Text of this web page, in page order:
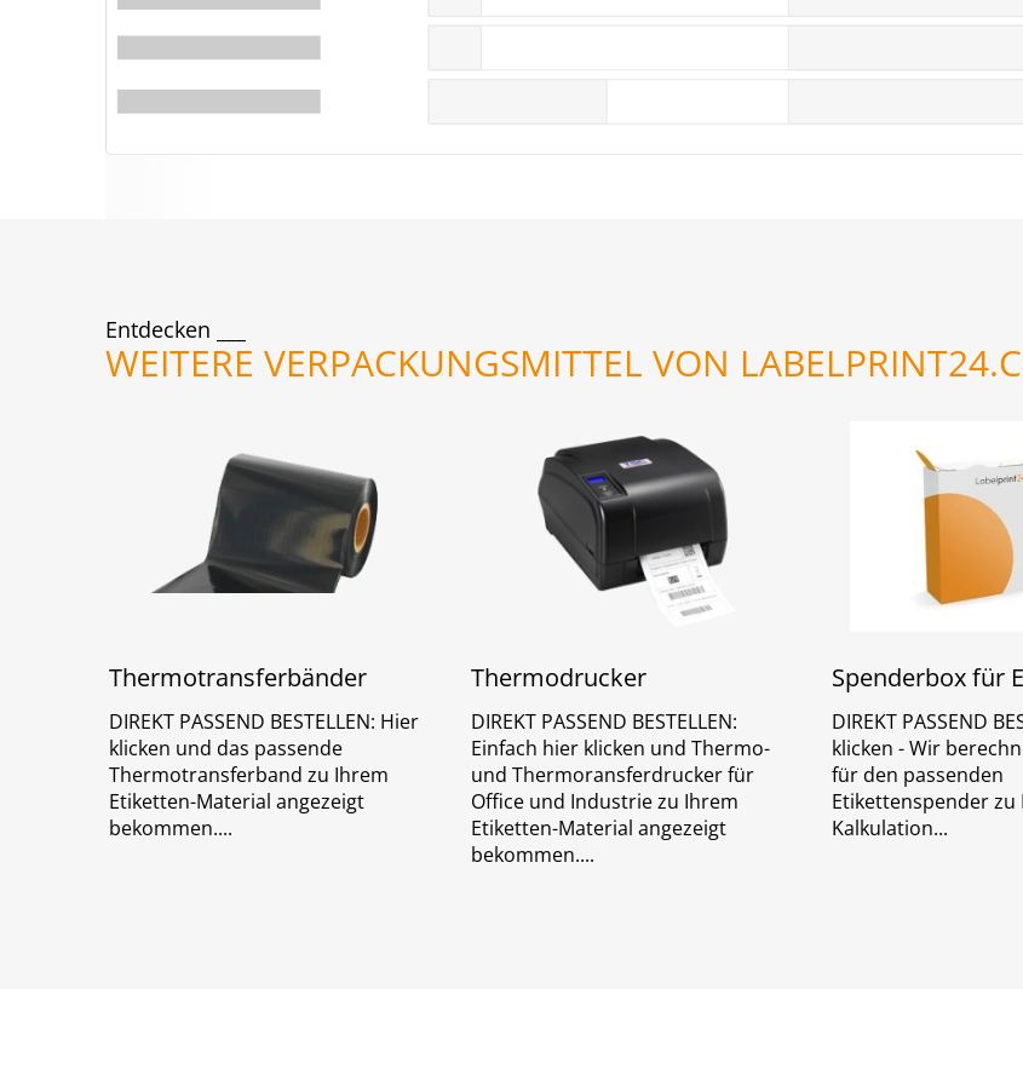
Entdecken
WEITERE VERPACKUNGSMITTEL VON
Thermotransferbänder
DIREKT PASSEND BESTELLEN: Hier
klicken und das passende
Thermotransferband zu Ihrem
Etiketten-Material angezeigt
bekommen.
Thermodrucker
DIREKT PASSEND BESTELLEN:
Einfach hier klicken und Thermo-
und Thermoransferdrucker für
Office und Industrie zu Ihrem
Etiketten-Material angezeigt
bekommen.
Spenderbox für
DIREKT PASSEND
klicken - Wir
für den passenden
Etikettenspender
Kalkulation